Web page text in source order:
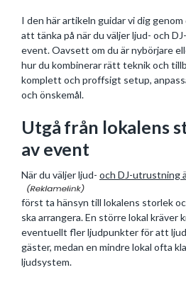
I den här artikeln guidar vi dig
att tänka på när du väljer ljud- och
event. Oavsett om du är nybörjare
hur du kombinerar rätt teknik och
komplett och proffsigt setup,
och önskemål.
Utgå från lokalens
av event
När du väljer ljud- och DJ-utrustning
först ta hänsyn till lokalens storlek
ska arrangera. En större lokal kräver
eventuellt fler ljudpunkter för att
gäster, medan en mindre lokal ofta
ljudsystem.